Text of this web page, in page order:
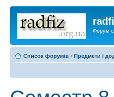
Форум
Список форумів ‹ Предмети і